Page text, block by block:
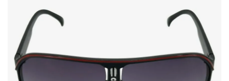
galería
imágenes.